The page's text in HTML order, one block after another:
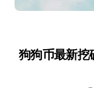
狗狗币最新挖